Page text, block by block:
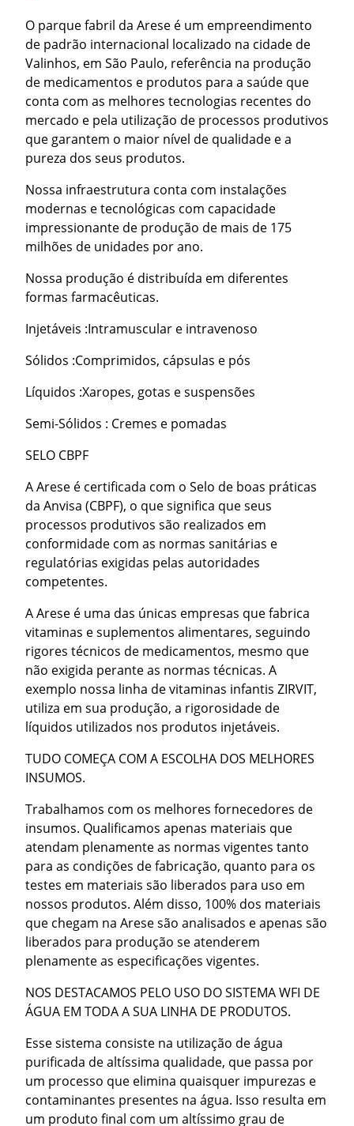
O parque fabril da Arese é um empreendimento
de padrão internacional localizado na cidade de
Valinhos, em São Paulo, referência na produção
de medicamentos e produtos para a saúde que
conta com as melhores tecnologias recentes do
mercado e pela utilização de processos produtivos
que garantem o maior nível de qualidade e a
pureza dos seus produtos.
Nossa infraestrutura conta com instalações
modernas e tecnológicas com capacidade
impressionante de produção de mais de 175
milhões de unidades por ano.
Nossa produção é distribuída em diferentes
formas farmacêuticas.
Injetáveis :Intramuscular e intravenoso
Sólidos :Comprimidos, cápsulas e pós
Líquidos :Xaropes, gotas e suspensões
Semi-Sólidos : Cremes e pomadas
SELO CBPF
A Arese é certificada com o Selo de boas práticas
da Anvisa (CBPF), o que significa que seus
processos produtivos são realizados em
conformidade com as normas sanitárias e
regulatórias exigidas pelas autoridades
competentes.
A Arese é uma das únicas empresas que fabrica
vitaminas e suplementos alimentares, seguindo
rigores técnicos de medicamentos, mesmo que
não exigida perante as normas técnicas. A
exemplo nossa linha de vitaminas infantis ZIRVIT,
utiliza em sua produção, a rigorosidade de
líquidos utilizados nos produtos injetáveis.
TUDO COMEÇA COM A ESCOLHA DOS MELHORES
INSUMOS.
Trabalhamos com os melhores fornecedores de
insumos. Qualificamos apenas materiais que
atendam plenamente as normas vigentes tanto
para as condições de fabricação, quanto para os
testes em materiais são liberados para uso em
nossos produtos. Além disso, 100% dos materiais
que chegam na Arese são analisados e apenas são
liberados para produção se atenderem
plenamente as especificações vigentes.
NOS DESTACAMOS PELO USO DO SISTEMA WFI DE
ÁGUA EM TODA A SUA LINHA DE PRODUTOS.
Esse sistema consiste na utilização de água
purificada de altíssima qualidade, que passa por
um processo que elimina quaisquer impurezas e
contaminantes presentes na água. Isso resulta em
um produto final com um altíssimo grau de